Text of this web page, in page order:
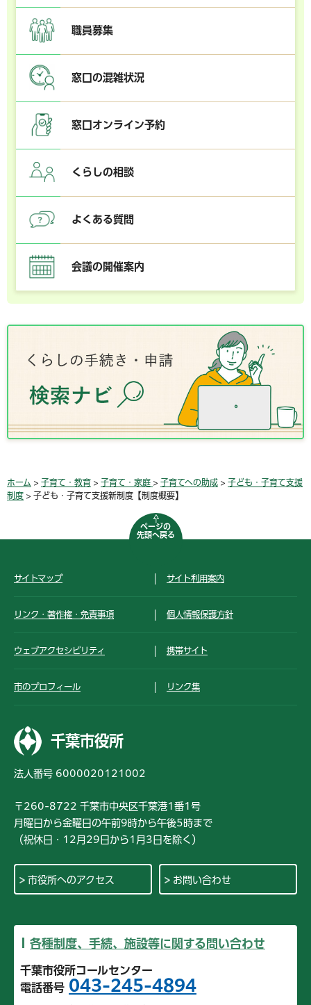
職員募集
窓口の混雑状況
窓口オンライン予約
くらしの相談
よくある質問
会議の開催案内
ホーム > 子育て・教育 > 子育て・家庭 > 子育てへの助成 > 子ども・子育て支援
制度 > 子ども・子育て支援新制度【制度概要】
ページの
先頭へ戻る
サイトマップ サイト利用案内
リンク・著作権・免責事項 個人情報保護方針
ウェブアクセシビリティ 携帯サイト
市のプロフィール リンク集
千葉市役所
法人番号 6000020121002
〒260-8722 千葉市中央区千葉港1番1号
月曜日から金曜日の午前9時から午後5時まで
（祝休日・12月29日から1月3日を除く）
市役所へのアクセス お問い合わせ
各種制度、手続、施設等に関する問い合わせ
千葉市役所コールセンター
電話番号 043-245-4894